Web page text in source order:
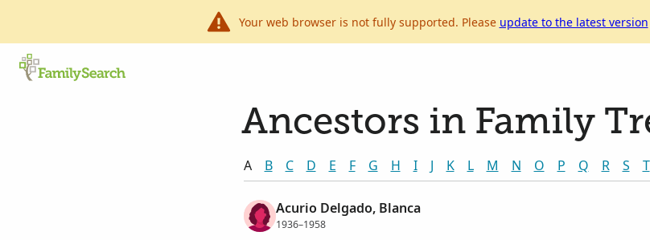
Your web browser is not fully supported. Please update to the latest version
Ancestors in Family
A B C D E F G H I J K L M N O P Q R S T
Acurio Delgado, Blanca
1936–1958